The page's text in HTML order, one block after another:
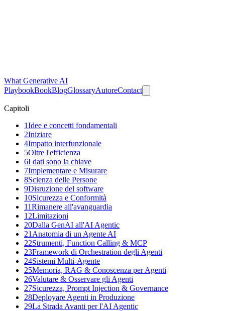
What Generative AI
PlaybookBookBlogGlossaryAutoreContact
Capitoli
1Idee e concetti fondamentali
2Iniziare
4Impatto interfunzionale
5Oltre l'efficienza
6I dati sono la chiave
7Implementare e Misurare
8Scienza delle Persone
9Disruzione del software
10Sicurezza e Conformità
11Rimanere all'avanguardia
12Limitazioni
20Dalla GenAI all'AI Agentic
21 Anatomia di un Agente AI
22Strumenti, Function Calling & MCP
23Framework di Orchestration degli Agenti
24Sistemi Multi-Agente
25Memoria, RAG & Conoscenza per Agenti
26Valutare & Osservare gli Agenti
27Sicurezza, Prompt Injection & Governance
28Deployare Agenti in Produzione
29La Strada Avanti per l'AI Agentic